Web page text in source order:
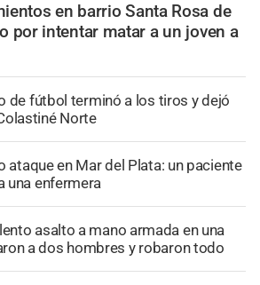
en barrio Santa Rosa de
por intentar matar a un joven a
de fútbol terminó a los tiros y dejó
Norte
ataque en Mar del Plata: un paciente
una enfermera
asalto a mano armada en una
a dos hombres y robaron todo